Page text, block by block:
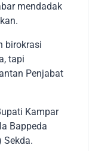
mendadak
birokrasi
tapi
Penjabat
Kampar
Bappeda
Sekda.